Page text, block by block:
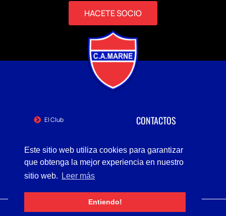
Este sitio web utiliza cookies para garantizar
que obtenga la mejor experiencia en nuestro
sitio web.
Leer más
Entiendo!
HACETE SOCIO
El Club
ACTIVIDADES
TIENDA
CONTACTOS
+59892701306
marne3411@gmail.com